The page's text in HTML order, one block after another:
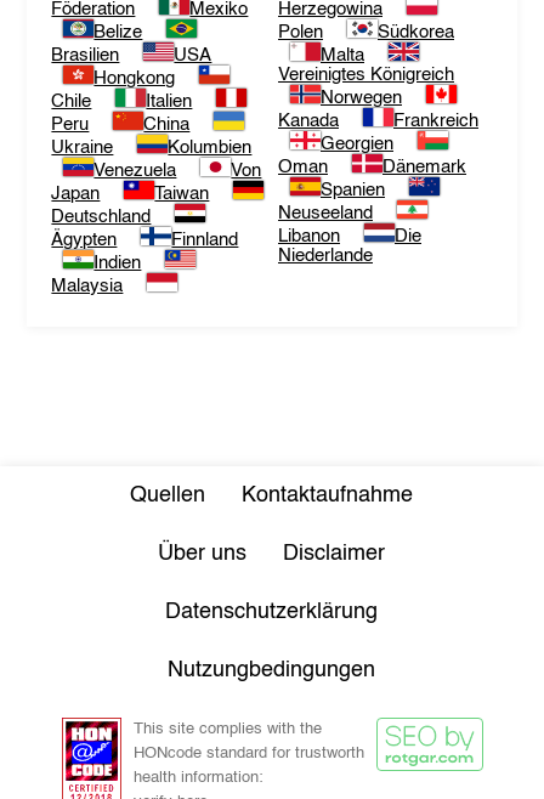
Föderation
Mexiko
Belize
Brasilien
USA
Hongkong
Chile
Italien
Peru
China
Ukraine
Kolumbien
Venezuela
Von
Japan
Taiwan
Deutschland
Ägypten
Finnland
Indien
Malaysia
Herzegowina
Polen
Südkorea
Malta
Vereinigtes Königreich
Norwegen
Kanada
Frankreich
Georgien
Oman
Dänemark
Spanien
Neuseeland
Libanon
Die
Niederlande
Quellen Kontaktaufnahme
Über uns Disclaimer
Datenschutzerklärung
Nutzungbedingungen
This site complies with the
HONcode standard for trustworth
health information: